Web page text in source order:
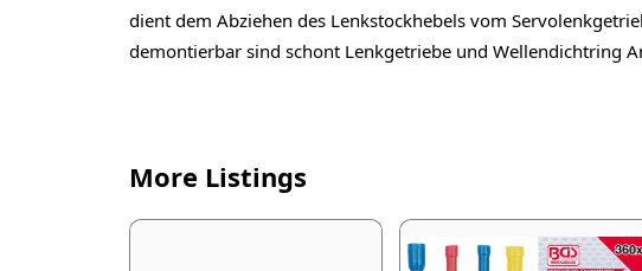
dient dem Abziehen des Lenkstockhebels vom
demontierbar sind schont Lenkgetriebe und Wellendichtring
More Listings